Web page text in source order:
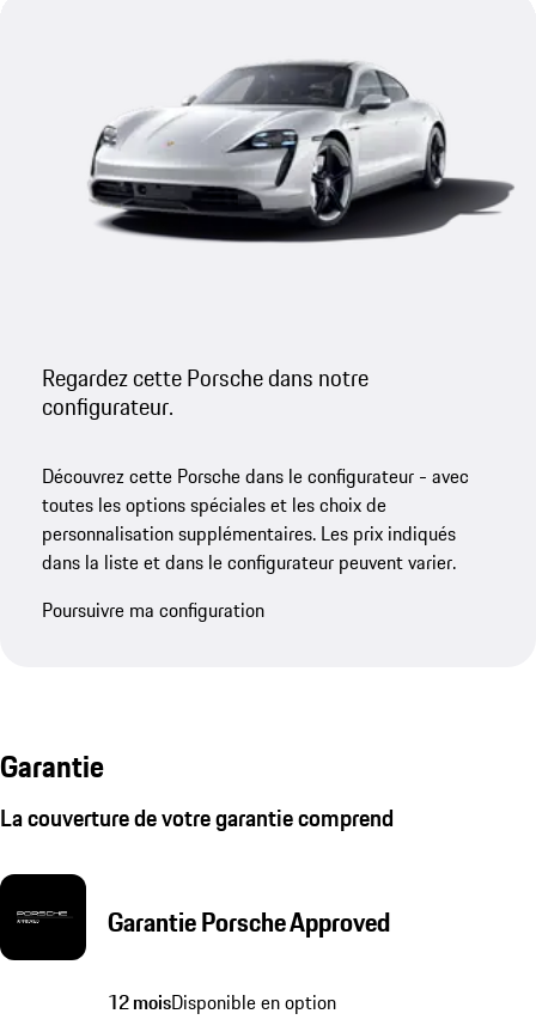
Regardez cette Porsche dans notre
configurateur.
Découvrez cette Porsche dans le configurateur - avec
toutes les options spéciales et les choix de
personnalisation supplémentaires. Les prix indiqués
dans la liste et dans le configurateur peuvent varier.
Poursuivre ma configuration
Garantie
La couverture de votre garantie comprend
Garantie Porsche Approved
12 moisDisponible en option